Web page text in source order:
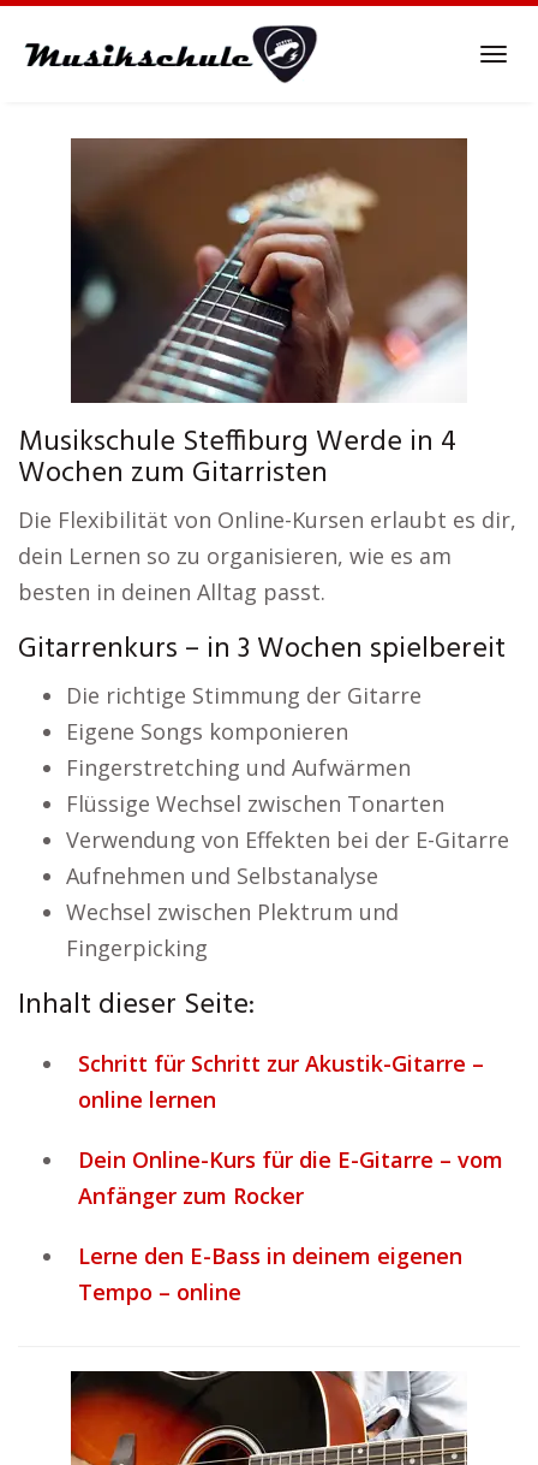
Musikschule Steffiburg Werde in 4
Wochen zum Gitarristen
Die Flexibilität von Online-Kursen erlaubt es dir,
dein Lernen so zu organisieren, wie es am
besten in deinen Alltag passt.
Gitarrenkurs – in 3 Wochen spielbereit
Die richtige Stimmung der Gitarre
Eigene Songs komponieren
Fingerstretching und Aufwärmen
Flüssige Wechsel zwischen Tonarten
Verwendung von Effekten bei der E-Gitarre
Aufnehmen und Selbstanalyse
Wechsel zwischen Plektrum und
Fingerpicking
Inhalt dieser Seite:
Schritt für Schritt zur Akustik-Gitarre –
online lernen
Dein Online-Kurs für die E-Gitarre – vom
Anfänger zum Rocker
Lerne den E-Bass in deinem eigenen
Tempo – online